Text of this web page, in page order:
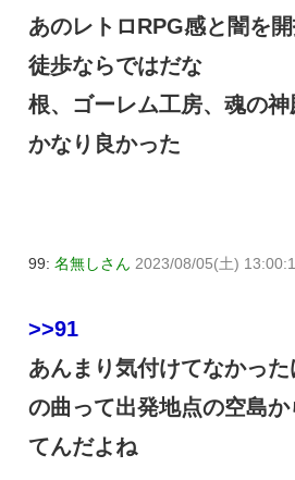
あのレトロRPG感と闇を
徒歩ならではだな
根、ゴーレム工房、魂の
かなり良かった
99: 名無しさん 2023/08/05(土)
>>91
あんまり気付けてなかっ
の曲って出発地点の空島か
てんだよね